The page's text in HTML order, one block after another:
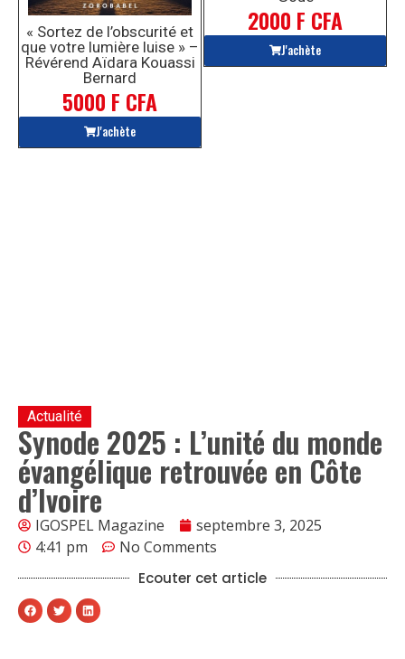
« Sortez de l’obscurité et
que votre lumière luise » –
Révérend Aïdara Kouassi
Bernard
5000 F CFA
J'achète
2000 F CFA
J'achète
Actualité
Synode 2025 : L’unité du monde
évangélique retrouvée en Côte
d’Ivoire
IGOSPEL Magazine
septembre 3, 2025
4:41 pm
No Comments
Ecouter cet article